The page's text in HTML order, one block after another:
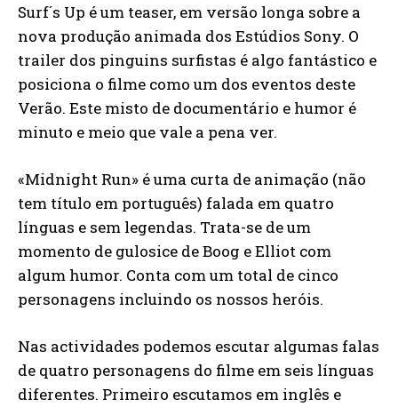
Surf´s Up é um teaser, em versão longa sobre a
nova produção animada dos Estúdios Sony. O
trailer dos pinguins surfistas é algo fantástico e
posiciona o filme como um dos eventos deste
Verão. Este misto de documentário e humor é
minuto e meio que vale a pena ver.
«Midnight Run» é uma curta de animação (não
tem título em português) falada em quatro
línguas e sem legendas. Trata-se de um
momento de gulosice de Boog e Elliot com
algum humor. Conta com um total de cinco
personagens incluindo os nossos heróis.
Nas actividades podemos escutar algumas falas
de quatro personagens do filme em seis línguas
diferentes. Primeiro escutamos em inglês e